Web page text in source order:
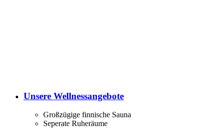
Unsere Wellnessangebote
Großzügige finnische Sauna
Seperate Ruheräume